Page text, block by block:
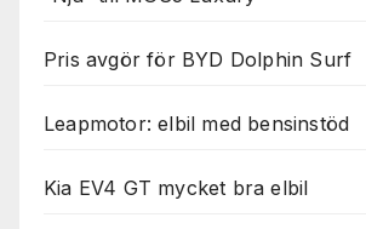
Pris avgör för BYD Dolphin Surf
Leapmotor: elbil med bensinstöd
Kia EV4 GT mycket bra elbil